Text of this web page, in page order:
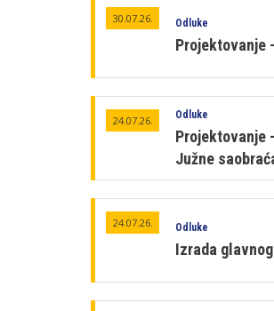
30.07.26. Odluke
Projektovanje
24.07.26. Odluke
Projektovanje
Južne
24.07.26. Odluke
Izrada